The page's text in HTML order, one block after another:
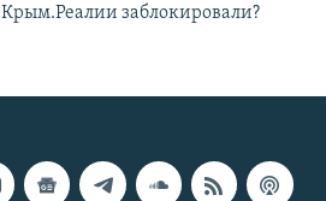
Крым.Реалии заблокировали?